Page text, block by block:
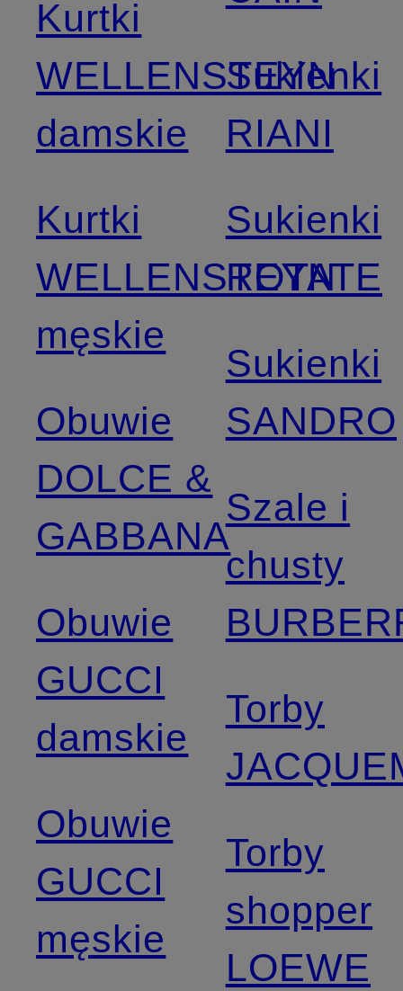
Kurtki
WELLENSTEYN
damskie
Kurtki
WELLENSTEYN
męskie
Obuwie
DOLCE &
GABBANA
Obuwie
GUCCI
damskie
Obuwie
GUCCI
męskie
Sukienki
RIANI
Sukienki
ROTATE
Sukienki
SANDRO
Szale i
chusty
Torby
Torby
shopper
LOEWE